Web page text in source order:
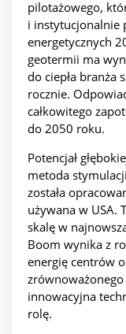
pilotażowego,
i instytucjonalnie
energetycznych
geotermii ma
do ciepła branża
rocznie.
całkowitego
do 2050 roku.
Potencjał
metoda
została
używana w USA.
skalę w
Boom wynika z
energię centrów
zrównoważonego
innowacyjna
rolę.